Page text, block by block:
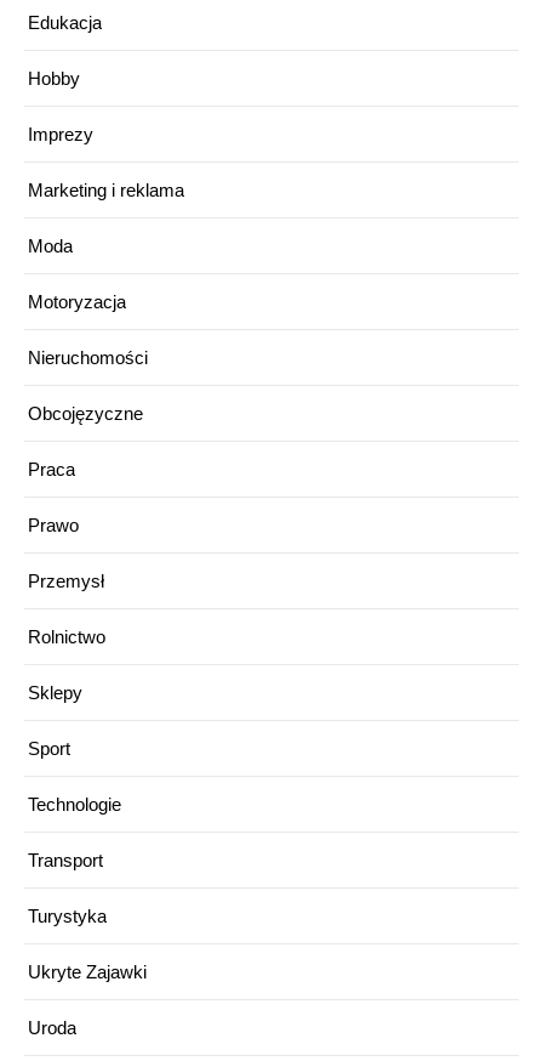
Edukacja
Hobby
Imprezy
Marketing i reklama
Moda
Motoryzacja
Nieruchomości
Obcojęzyczne
Praca
Prawo
Przemysł
Rolnictwo
Sklepy
Sport
Technologie
Transport
Turystyka
Ukryte Zajawki
Uroda